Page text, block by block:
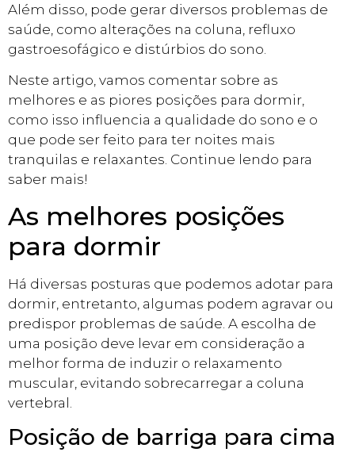
Além disso, pode gerar diversos problemas de
saúde, como alterações na coluna, refluxo
gastroesofágico e distúrbios do sono.
Neste artigo, vamos comentar sobre as
melhores e as piores posições para dormir,
como isso influencia a qualidade do sono e o
que pode ser feito para ter noites mais
tranquilas e relaxantes. Continue lendo para
saber mais!
As melhores posições
para dormir
Há diversas posturas que podemos adotar para
dormir, entretanto, algumas podem agravar ou
predispor problemas de saúde. A escolha de
uma posição deve levar em consideração a
melhor forma de induzir o relaxamento
muscular, evitando sobrecarregar a coluna
vertebral.
Posição de barriga para cima